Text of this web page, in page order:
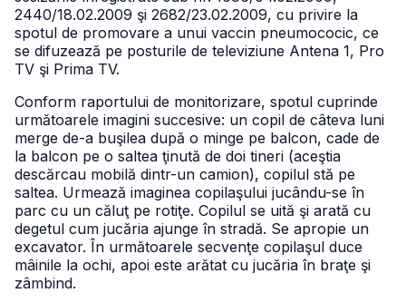
2440/18.02.2009 şi 2682/23.02.2009, cu privire la
spotul de promovare a unui vaccin pneumococic, ce
se difuzează pe posturile de televiziune Antena 1, Pro
TV şi Prima TV.
Conform raportului de monitorizare, spotul cuprinde
următoarele imagini succesive: un copil de câteva luni
merge de-a buşilea după o minge pe balcon, cade de
la balcon pe o saltea ţinută de doi tineri (aceştia
descărcau mobilă dintr-un camion), copilul stă pe
saltea. Urmează imaginea copilaşului jucându-se în
parc cu un căluţ pe rotiţe. Copilul se uită şi arată cu
degetul cum jucăria ajunge în stradă. Se apropie un
excavator. În următoarele secvenţe copilaşul duce
mâinile la ochi, apoi este arătat cu jucăria în braţe şi
zâmbind.